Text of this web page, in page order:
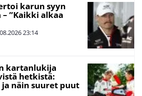
karun syyn
”Kaikki alkaa
23:14
kartanlukija
hetkistä:
näin suuret puut